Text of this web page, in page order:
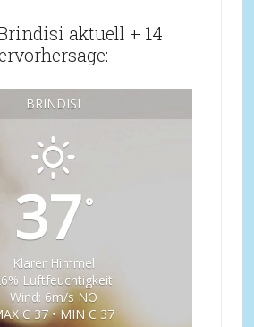
aktuell + 14
BRINDISI
37°
Klarer Himmel
Luftfeuchtigkeit
Wind: 6m/s NO
C 37 • MIN C 37